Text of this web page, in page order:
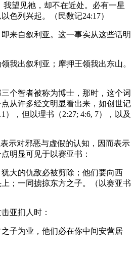
望见祂，却不在近处。必有一星
色列兴起。（民数记24:17）
来自叙利亚。这一事实从这些话明
我出叙利亚；摩押王领我出东山。
个智者被称为博士，那时，这个词
从许多经文明显看出来，如创世记
），但以理书（2:27; 4:6, 7），以及
示对邪恶与虚假的认知，因而表示
明显可见于以赛亚书：
大的仇敌必被剪除；他们要向西
；一同掳掠东方之子。（以赛亚书
亚扪人时：
子为业，他们必在你中间安营居